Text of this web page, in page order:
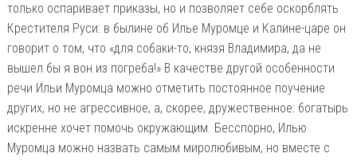
только оспаривает приказы, но и позволяет себе оскорблять
Крестителя Руси: в былине об Илье Муромце и Калине-царе он
говорит о том, что «для собаки-то, князя Владимира, да не
вышел бы я вон из погреба!» В качестве другой особенности
речи Ильи Муромца можно отметить постоянное поучение
других, но не агрессивное, а, скорее, дружественное: богатырь
искренне хочет помочь окружающим. Бесспорно, Илью
Муромца можно назвать самым миролюбивым, но вместе с